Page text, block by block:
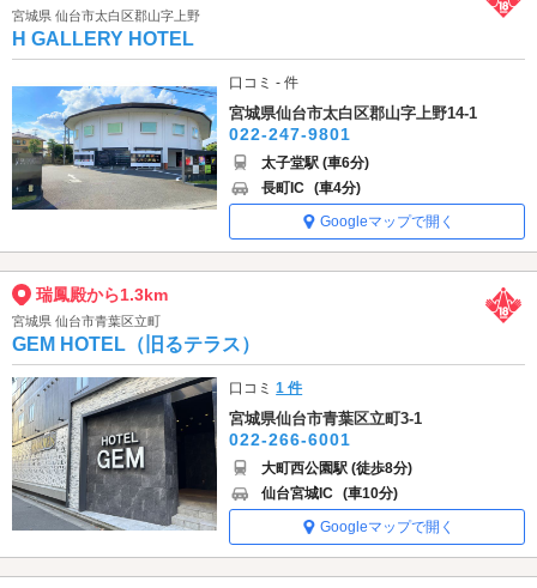
宮城県 仙台市太白区郡山字上野
H GALLERY HOTEL
口コミ - 件
宮城県仙台市太白区郡山字上野14-1
022-247-9801
太子堂駅 (車6分)
長町IC (車4分)
Googleマップで開く
瑞鳳殿から1.3km
宮城県 仙台市青葉区立町
GEM HOTEL（旧るテラス）
口コミ1 件
宮城県仙台市青葉区立町3-1
022-266-6001
大町西公園駅 (徒歩8分)
仙台宮城IC (車10分)
Googleマップで開く